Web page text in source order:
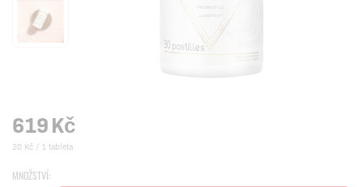
619Kč
20 Kč / 1 tableta
MNOŽSTVÍ: